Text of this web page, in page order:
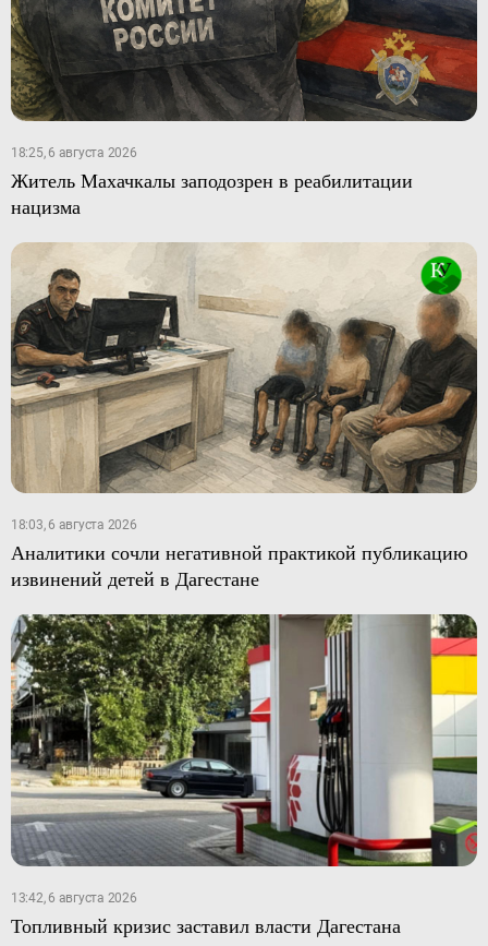
18:25, 6 августа 2026
Житель Махачкалы заподозрен в реабилитации
нацизма
18:03, 6 августа 2026
Аналитики сочли негативной практикой публикацию
извинений детей в Дагестане
13:42, 6 августа 2026
Топливный кризис заставил власти Дагестана